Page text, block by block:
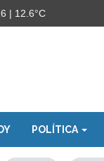
| 12.6°C
POLÍTICA